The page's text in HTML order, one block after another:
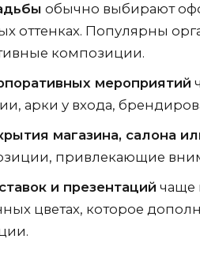
обычно выбирают
оттенках. Популярны
композиции.
мероприятий
арки у входа,
магазина, салона
привлекающие
и презентаций чаще
цветах, которое